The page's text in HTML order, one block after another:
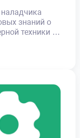
знаний о
техники и
технологии
начального
IT-сфере —
определенных